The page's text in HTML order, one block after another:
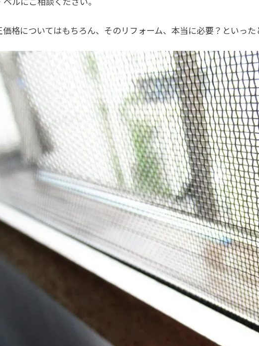
価格についてはもちろん、そのリフォーム、本当に必要？といっ